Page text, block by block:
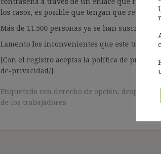
los casos, es posible que tengan que revisar
Más de 11.500 personas ya se han suscrito.
Lamento los inconvenientes que este trámite
[Con el registro aceptas la política de
de-privacidad/]
Etiquetado con derecho de opción, despido
de los trabajadores